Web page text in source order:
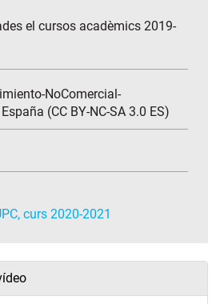
el cursos acadèmics 2019-
NoComercial-
(CC BY-NC-SA 3.0 ES)
curs 2020-2021